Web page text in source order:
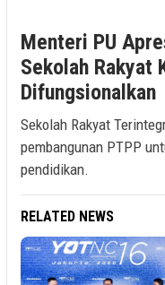
Menteri PU
Sekolah Rakyat
Difungsionalkan
Sekolah Rakyat
pembangunan PTPP
pendidikan.
RELATED NEWS